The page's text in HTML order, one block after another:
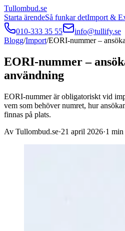
Tullombud.se
Starta ärendeSå funkar detImport &
010-333 35 55
info@tullify.se
Blogg/Import/EORI-nummer –
EORI-nummer –
användning
EORI-nummer är obligatoriskt vid
vem som behöver numret, hur
finnas på plats.
Av Tullombud.se·21 april 2026·1 min